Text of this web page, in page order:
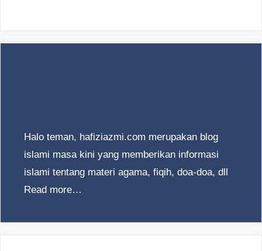
Halo teman, hafiziazmi.com merupakan blog
islami masa kini yang memberikan informasi
islami tentang materi agama, fiqih, doa-doa, dll
Read more…